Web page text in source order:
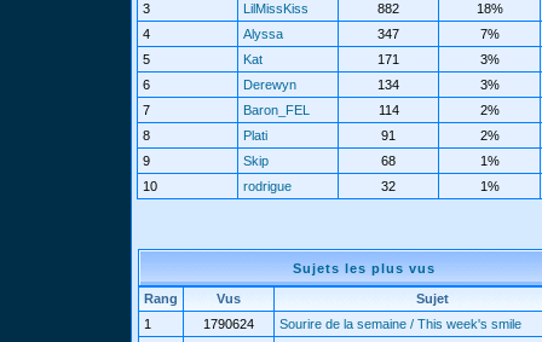
3
LilMissKiss 882
18%
4
Alyssa 347
7%
5
Kat 171
3%
6
Derewyn 134
3%
7
Baron_FEL 114
2%
8
Plati 91
2%
9
Skip 68
1%
10
rodrigue 32 1%
Sujets les plus vus
Rang Vus
Sujet
1
1790624
Sourire de la semaine / This week's smile